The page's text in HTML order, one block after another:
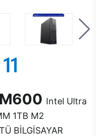
Intel Ultra
1TB M2
BİLGİSAYAR